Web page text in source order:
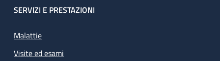
SERVIZI E PRESTAZIONI
Malattie
Visite ed esami